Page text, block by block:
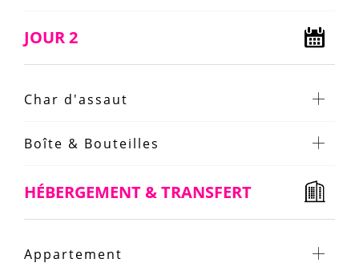
JOUR 2
Char d'assaut
Boîte & Bouteilles
HÉBERGEMENT & TRANSFERT
Appartement